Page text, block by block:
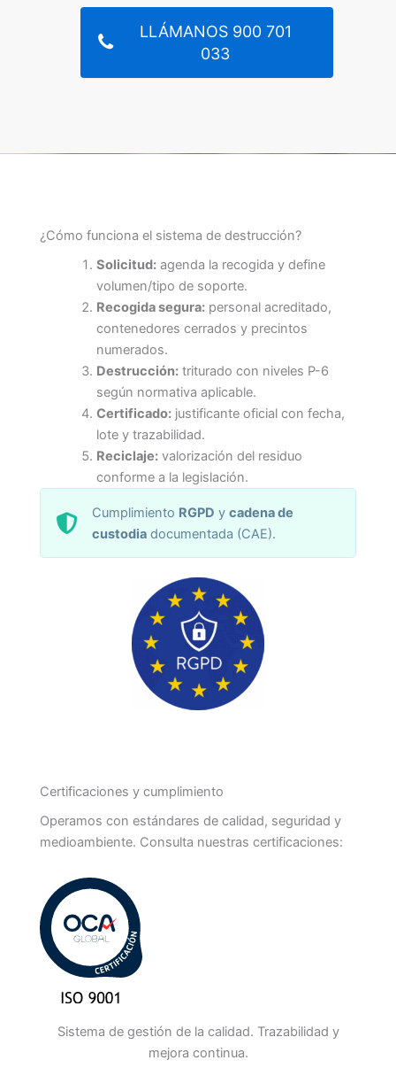
LLÁMANOS 900 701
033
¿Cómo funciona el sistema de destrucción?
Solicitud:agenda la recogida y define
volumen/tipo de soporte.
Recogida segura:personal acreditado,
contenedores cerrados y precintos
numerados.
Destrucción:triturado con niveles P-6
según normativa aplicable.
Certificado:justificante oficial con fecha,
lote y trazabilidad.
Reciclaje:valorización del residuo
conforme a la legislación.
Cumplimiento RGPD ycadena de
custodia documentada (CAE).
Certificaciones y cumplimiento
Operamos con estándares de calidad, seguridad y
medioambiente. Consulta nuestras certificaciones:
Sistema de gestión de la calidad. Trazabilidad y
mejora continua.